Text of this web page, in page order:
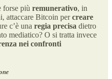
forse più remunerativo, in
attaccare Bitcoin percreare
c’è una regia precisa dietro
mediatico? O si tratta invece
nei confronti